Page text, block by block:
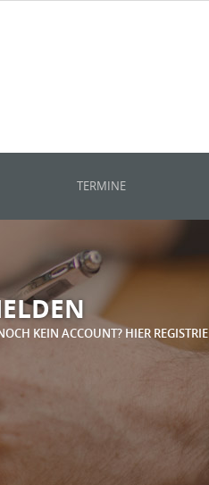
TERMINE
KEIN ACCOUNT? HIER